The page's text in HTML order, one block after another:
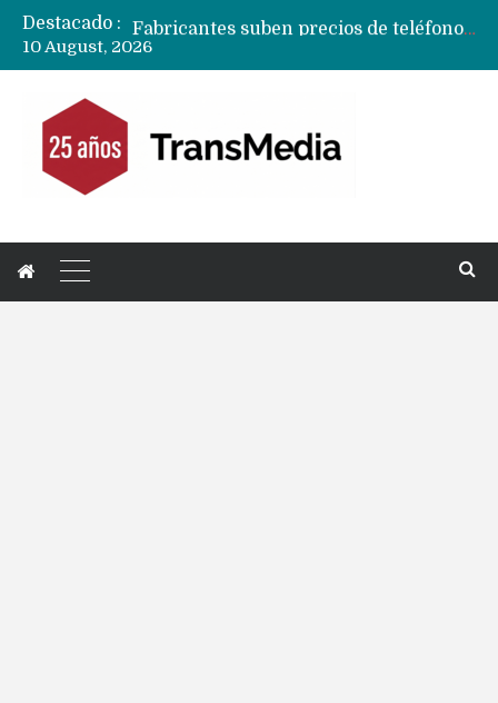
Destacado :
10 August, 2026